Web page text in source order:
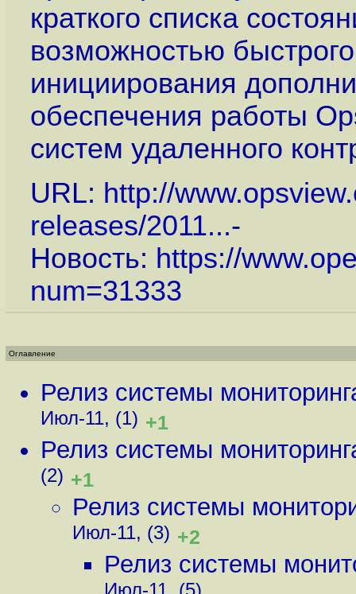
краткого списка
возможностью
инициирования
обеспечения работы
систем удаленного
URL: http://
releases/2011...-
Новость: https://
num=31333
Оглавление
Релиз системы
Июл-11, (1) +1
Релиз системы
(2) +1
Релиз системы
Июл-11, (3) +2
Релиз системы